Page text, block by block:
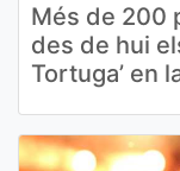
Més de 200
des de hui
Tortuga’ en